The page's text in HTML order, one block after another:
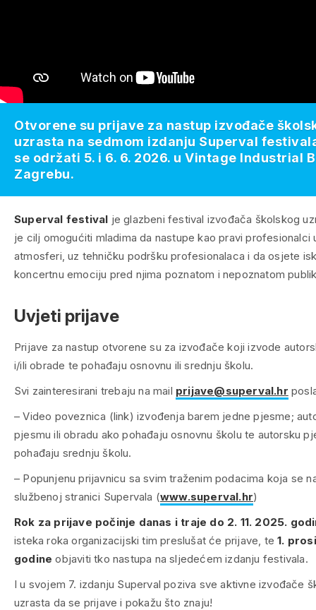
Superval festival je glazbeni festival izvođača školskog
je cilj omogućiti mladima da nastupe kao pravi profesionalci
atmosferi, uz tehničku podršku profesionalaca i da osjete
koncertnu emociju pred njima poznatom i nepoznatom
Uvjeti prijave
Prijave za nastup otvorene su za izvođače koji izvode
i/ili obrade te pohađaju osnovnu ili srednju školu.
Svi zainteresirani trebaju na mail prijave@superval.hr
– Video poveznica (link) izvođenja barem jedne pjesme;
pjesmu ili obradu ako pohađaju osnovnu školu te autorsku
pohađaju srednju školu.
– Popunjenu prijavnicu sa svim traženim podacima koja se
službenoj stranici Supervala (www.superval.hr)
Rok za prijave počinje danas i traje do 2. 11. 2025.
isteka roka organizacijski tim preslušat će prijave, te1.
godine objaviti tko nastupa na sljedećem izdanju festivala.
I u svojem 7. izdanju Superval poziva sve aktivne izvođače
uzrasta da se prijave i pokažu što znaju!
Otvorene su prijave za nastup izvođače
uzrasta na sedmom izdanju Superval
se održati 5. i 6. 6. 2026. u Vintage Industrial
Zagrebu.